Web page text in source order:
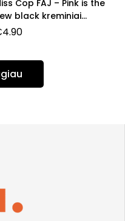
Cop FAJ – Pink is the
black kreminiai
2 g.
4.90